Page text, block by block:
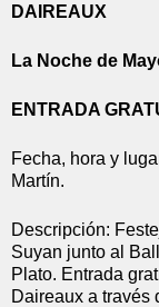
DAIREAUX
La Noche de
ENTRADA
Fecha, hora y
Martín.
Descripción:
Suyan junto al
Plato. Entrada
Daireaux a través